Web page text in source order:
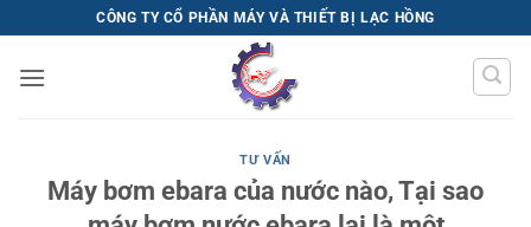
qua
nội
CÔNG TY CỔ PHẦN MÁY VÀ THIẾT BỊ LẠC HỒNG
TƯ VẤN
Máy bơm ebara của nước nào, Tại sao